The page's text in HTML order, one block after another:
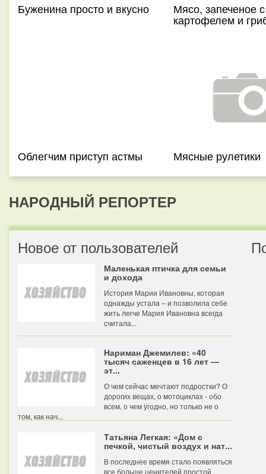
Буженина просто и вкусно Мясо, запеченое с
картофелем и
Облегчим приступ астмы Мясные рулетики
НАРОДНЫЙ РЕПОРТЕР
Новое от пользователей
Маленькая птичка для семьи
и дохода
История Марии Ивановны, которая
однажды устала – и позволила себе
жить легче Мария Ивановна всегда
считала...
Нариман Джемилев: «40
тысяч саженцев в 16 лет —
эт...
О чем сейчас мечтают подростки? О
дорогих вещах, о мотоциклах - обо
всем, о чем угодно, но только не о
том, как нач...
Татьяна Легкая: «Дом с
печкой, чистый воздух и нат...
В последнее время стало появляться
все больше ценителей простой